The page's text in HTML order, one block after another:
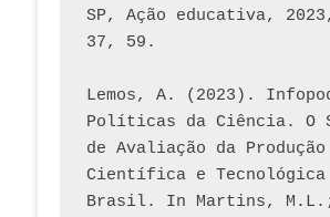
SP, Ação educativa,
37, 59.
Lemos, A. (2023).
Políticas da Ciência. O
de Avaliação da Produção
Científica e Tecnológica
Brasil. In Martins,